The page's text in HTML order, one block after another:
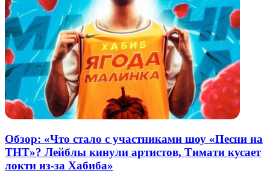
Обзор: «Что стало с участниками шоу «Песни на
ТНТ»? Лейблы кинули артистов, Тимати кусает
локти из-за Хабиба»